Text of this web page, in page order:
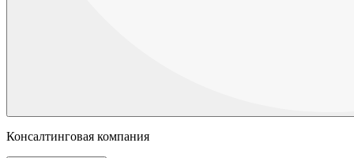
Консалтинговая компания